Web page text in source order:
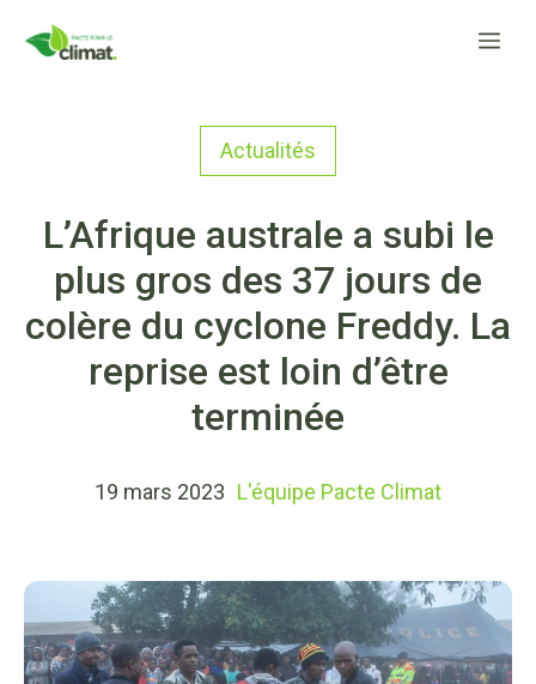
Actualités
L’Afrique australe a subi le
plus gros des 37 jours de
colère du cyclone Freddy. La
reprise est loin d’être
terminée
19 mars 2023 L'équipe Pacte Climat